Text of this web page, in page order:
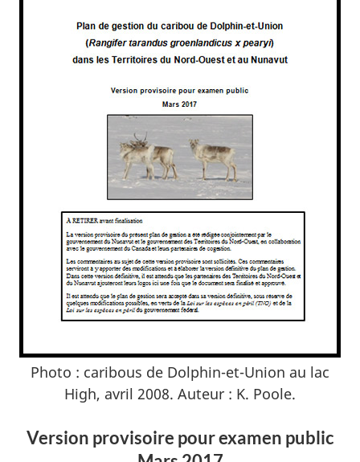
Photo : caribous de Dolphin-et-Union au lac
High, avril 2008. Auteur : K. Poole.
Version provisoire pour examen public